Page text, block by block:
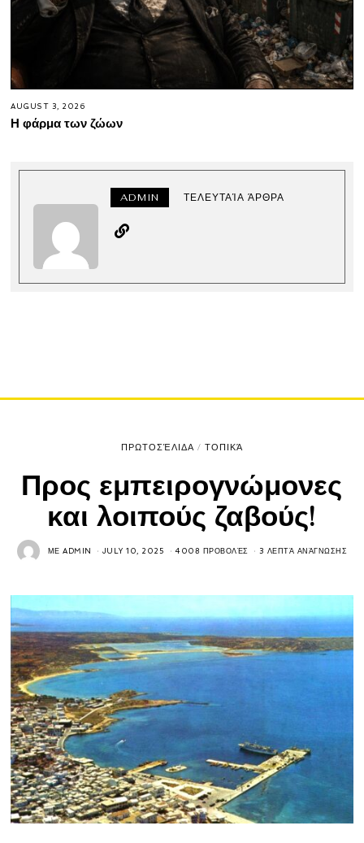
AUGUST 3, 2026
Η φάρμα των ζώων
ADMIN ΤΕΛΕΥΤΑΊΑ ΆΡΘΡΑ
ΠΡΩΤΟΣΈΛΙΔΑ / ΤΟΠΙΚΆ
Προς εμπειρογνώμονες
και λοιπούς ζαβούς!
ΜΕADMIN JULY 10, 2025 4008 ΠΡΟΒΟΛΈΣ 3 ΛΕΠΤΆ ΑΝΆΓΝΩΣΗΣ